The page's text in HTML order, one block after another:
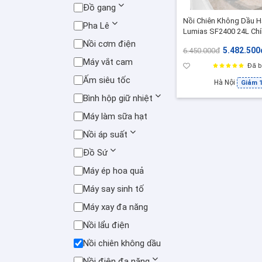
Đồ gang
Pha Lê
Nồi cơm điện
Máy vắt cam
Ấm siêu tốc
Bình hộp giữ nhiệt
Máy làm sữa hạt
Nồi áp suất
Đồ Sứ
Máy ép hoa quả
Máy say sinh tố
Máy xay đa năng
Nồi lẩu điện
Nồi chiên không dầu
Nồi Chiên Không Dầu
Lumias SF2400 24L
Chiên, Inox 304, 128
Cài Sẵn
6.450.000đ
Đã
Hà Nội Giảm